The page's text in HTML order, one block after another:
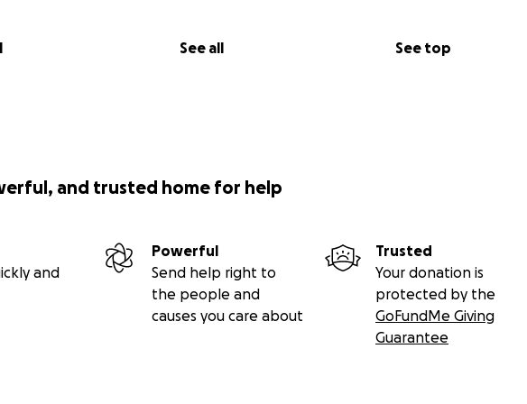
See all See top
and trusted home for help
and
Powerful
Send help right to
the people and
causes you care about
Trusted
Your donation is
protected by the
GoFundMe Giving
Guarantee